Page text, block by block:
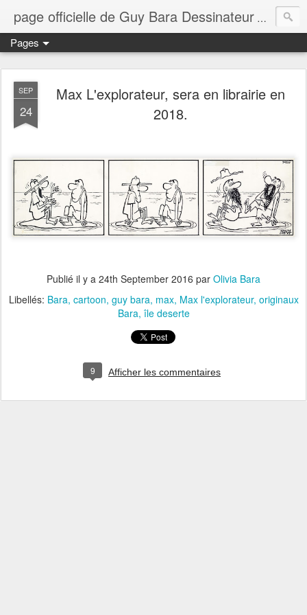
page officielle de Guy Bara Dessinateur page
Pages
SEP
24
Max L'explorateur, sera en librairie en
2018.
Publié il y a 24th September 2016 par Olivia Bara
Libellés: Bara cartoon guy bara max Max l'explorateur originaux
Bara île deserte
9 Afficher les commentaires